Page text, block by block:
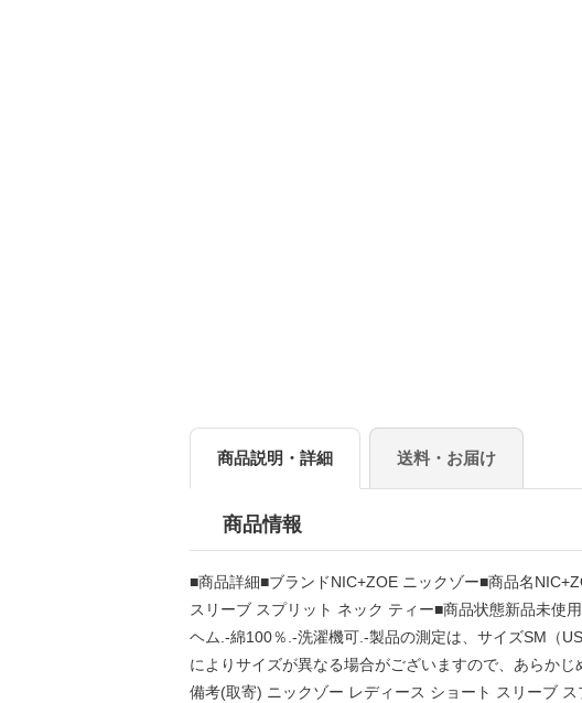
商品説明・詳細 送料・お届け
商品情報
■商品詳細■ブランドNIC+ZOE ニックゾー■商品名
スリーブ スプリット ネック ティー■商品状態新品未使
ヘム.-綿100％.-洗濯機可.-製品の測定は、サイズSM（
によりサイズが異なる場合がございますので、あらか
備考(取寄) ニックゾー レディース ショート スリーブ